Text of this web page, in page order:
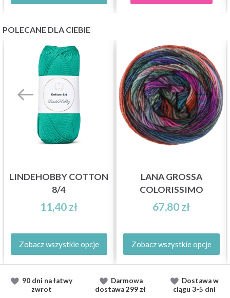
POLECANE DLA CIEBIE
LINDEHOBBY COTTON
8/4
11,40 zł
Zobacz wszystkie opcje
LANA GROSSA
COLORISSIMO
67,80 zł
Zobacz wszystkie opcje
90 dni na łatwy
zwrot
Darmowa
dostawa299 zł
Dostawaw
ciągu 3-5 dni